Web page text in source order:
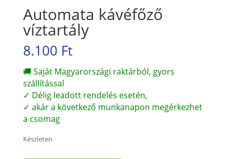
Automata kávéfőző
víztartály
8.100 Ft
🚚 Saját Magyarországi raktárból, gyors
szállítással
✓ Délig leadott rendelés esetén,
✓ akár a következő munkanapon megérkezhet
a csomag
Készleten